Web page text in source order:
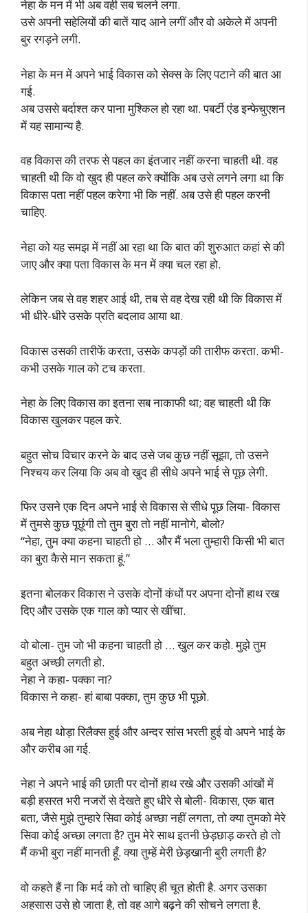
नेहा के मन में भी अब वही सब चलने लगा.
उसे अपनी सहेलियों की बातें याद आने लगीं और वो अकेले में अपनी
बुर रगड़ने लगी.
नेहा के मन में अपने भाई विकास को सेक्स के लिए पटाने की बात आ
गई.
अब उससे बर्दाश्त कर पाना मुश्किल हो रहा था. पबर्टी एंड इन्फेचुएशन
में यह सामान्य है.
वह विकास की तरफ से पहल का इंतजार नहीं करना चाहती थी. वह
चाहती थी कि वो खुद ही पहल करे क्योंकि अब उसे लगने लगा था कि
विकास पता नहीं पहल करेगा भी कि नहीं. अब उसे ही पहल करनी
चाहिए.
नेहा को यह समझ में नहीं आ रहा था कि बात की शुरुआत कहां से की
जाए और क्या पता विकास के मन में क्या चल रहा हो.
लेकिन जब से वह शहर आई थी, तब से वह देख रही थी कि विकास में
भी धीरे-धीरे उसके प्रति बदलाव आया था.
विकास उसकी तारीफें करता, उसके कपड़ों की तारीफ करता. कभी-
कभी उसके गाल को टच करता.
नेहा के लिए विकास का इतना सब नाकाफी था; वह चाहती थी कि
विकास खुलकर पहल करे.
बहुत सोच विचार करने के बाद उसे जब कुछ नहीं सूझा, तो उसने
निश्चय कर लिया कि अब वो खुद ही सीधे अपने भाई से पूछ लेगी.
फिर उसने एक दिन अपने भाई से विकास से सीधे पूछ लिया- विकास
में तुमसे कुछ पूछूंगी तो तुम बुरा तो नहीं मानोगे, बोलो?
“नेहा, तुम क्या कहना चाहती हो … और मैं भला तुम्हारी किसी भी बात
का बुरा कैसे मान सकता हूं.”
इतना बोलकर विकास ने उसके दोनों कंधों पर अपना दोनों हाथ रख
दिए और उसके एक गाल को प्यार से खींचा.
वो बोला- तुम जो भी कहना चाहती हो … खुल कर कहो. मुझे तुम
बहुत अच्छी लगती हो.
नेहा ने कहा- पक्का ना?
विकास ने कहा- हां बाबा पक्का, तुम कुछ भी पूछो.
अब नेहा थोड़ा रिलैक्स हुई और अन्दर सांस भरती हुई वो अपने भाई के
और करीब आ गई.
नेहा ने अपने भाई की छाती पर दोनों हाथ रखे और उसकी आंखों में
बड़ी हसरत भरी नजरों से देखते हुए धीरे से बोली- विकास, एक बात
बता, जैसे मुझे तुम्हारे सिवा कोई अच्छा नहीं लगता, तो क्या तुमको मेरे
सिवा कोई अच्छा लगता है? तुम मेरे साथ इतनी छेड़छाड़ करते हो तो
मैं कभी बुरा नहीं मानती हूँ. क्या तुम्हें मेरी छेड़खानी बुरी लगती है?
वो कहते हैं ना कि मर्द को तो चाहिए ही चूत होती है. अगर उसका
अहसास उसे हो जाता है, तो वह आगे बढ़ने की सोचने लगता है.